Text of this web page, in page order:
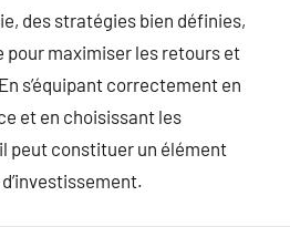
des stratégies bien définies,
maximiser les retours et
s’équipant correctement en
et en choisissant les
peut constituer un élément